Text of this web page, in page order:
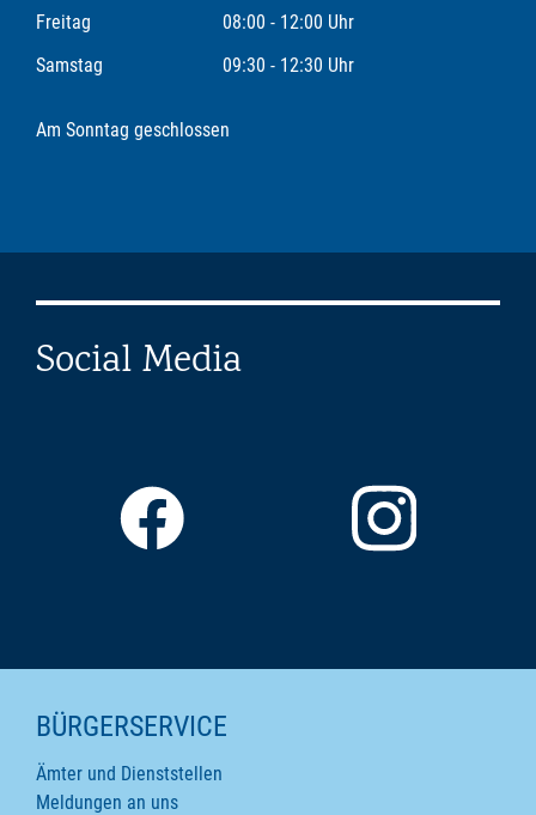
Freitag
08:00 - 12:00 Uhr
Samstag
09:30 - 12:30 Uhr
Am Sonntag geschlossen
Social Media
SEITENINHALTE
BÜRGERSERVICE
Ämter und Dienststellen
Meldungen an uns